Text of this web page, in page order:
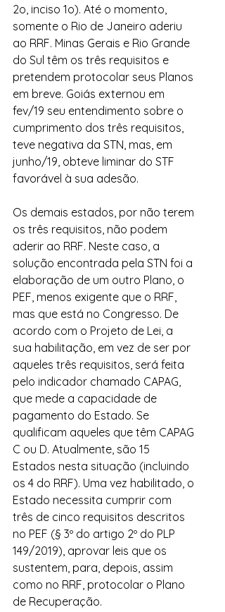
2o, inciso 1o). Até o momento,
somente o Rio de Janeiro aderiu
ao RRF. Minas Gerais e Rio Grande
do Sul têm os três requisitos e
pretendem protocolar seus Planos
em breve. Goiás externou em
fev/19 seu entendimento sobre o
cumprimento dos três requisitos,
teve negativa da STN, mas, em
junho/19, obteve liminar do STF
favorável à sua adesão.
Os demais estados, por não terem
os três requisitos, não podem
aderir ao RRF. Neste caso, a
solução encontrada pela STN foi a
elaboração de um outro Plano, o
PEF, menos exigente que o RRF,
mas que está no Congresso. De
acordo com o Projeto de Lei, a
sua habilitação, em vez de ser por
aqueles três requisitos, será feita
pelo indicador chamado CAPAG,
que mede a capacidade de
pagamento do Estado. Se
qualificam aqueles que têm CAPAG
C ou D. Atualmente, são 15
Estados nesta situação (incluindo
os 4 do RRF). Uma vez habilitado, o
Estado necessita cumprir com
três de cinco requisitos descritos
no PEF (§ 3º do artigo 2º do PLP
149/2019), aprovar leis que os
sustentem, para, depois, assim
como no RRF, protocolar o Plano
de Recuperação.